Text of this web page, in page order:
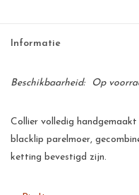
Informatie
Beschikbaarheid: Op
Collier volledig
blacklip parelmoer,
ketting bevestigd zijn.